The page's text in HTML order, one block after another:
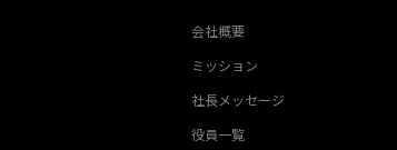
会社概要
ミッション
社長メッセージ
役員一覧